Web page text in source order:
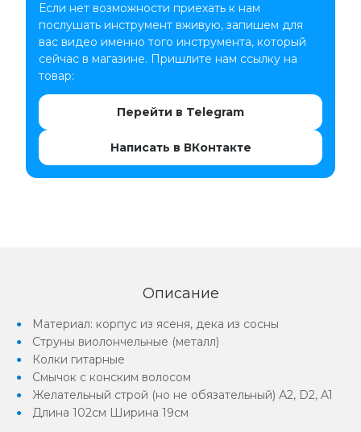
Если нет возможности приехать к нам
послушать инструмент вживую, запишем для
вас видео именно того инструмента, который
сейчас в магазине. Пришлите нам ссылку на
товар:
Перейти в Telegram
Написать в ВКонтакте
Описание
Материал: корпус из ясеня, дека из сосны
Струны виолончельные (металл)
Колки гитарные
Смычок с конским волосом
Желательный строй (но не обязательный) А2, D2, A1
Длина 102см Ширина 19см